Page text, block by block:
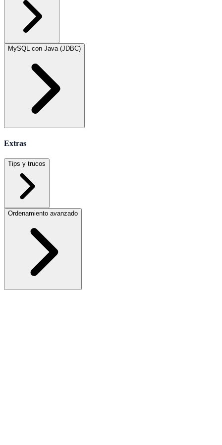
MySQL con Java (JDBC)
Extras
Tips y trucos
Ordenamiento avanzado